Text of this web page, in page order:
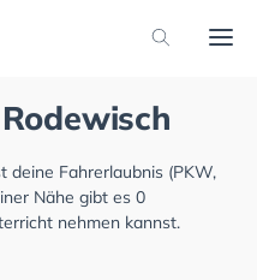
deine Fahrerlaubnis (PKW,
Nähe gibt es 0
nehmen kannst.